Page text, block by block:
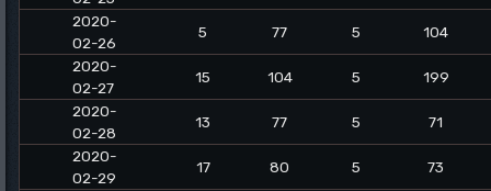
2020-
02-26
5 77 5
104
2020-
02-27
15 104 5
199
2020-
02-28
13 77 5
71
2020-
02-29
17 80 5
73